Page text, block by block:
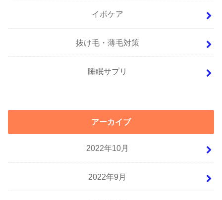
イボケア
抜け毛・薄毛対策
睡眠サプリ
アーカイブ
2022年10月
2022年9月